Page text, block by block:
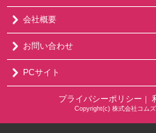
会社概要
お問い合わせ
PCサイト
プライバシーポリシー ｜
Copyright(c) 株式会社コム